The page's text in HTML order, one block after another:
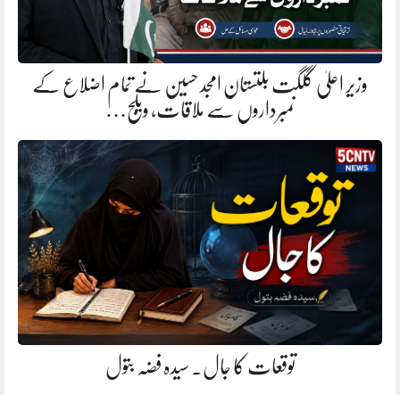
وزیر اعلیٰ گلگت بلتستان امجد حسین نے تمام اضلاع کے
نمبرداروں سے ملاقات، ویلج…
توقعات کا جال. سیدہ فضہ بتول